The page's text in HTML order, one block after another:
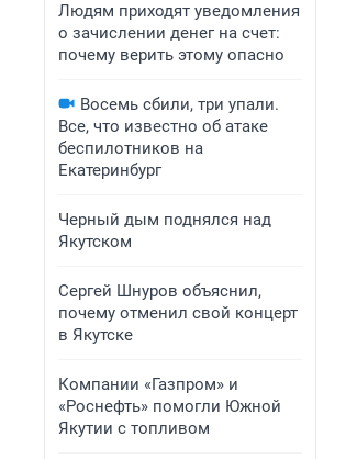
Людям приходят уведомления
о зачислении денег на счет:
почему верить этому опасно
Восемь сбили, три упали.
Все, что известно об атаке
беспилотников на
Екатеринбург
Черный дым поднялся над
Якутском
Сергей Шнуров объяснил,
почему отменил свой концерт
в Якутске
Компании «Газпром» и
«Роснефть» помогли Южной
Якутии с топливом